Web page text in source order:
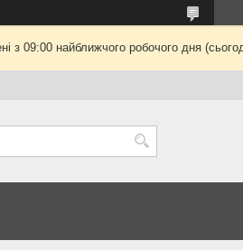
з 09:00 найближчого робочого дня